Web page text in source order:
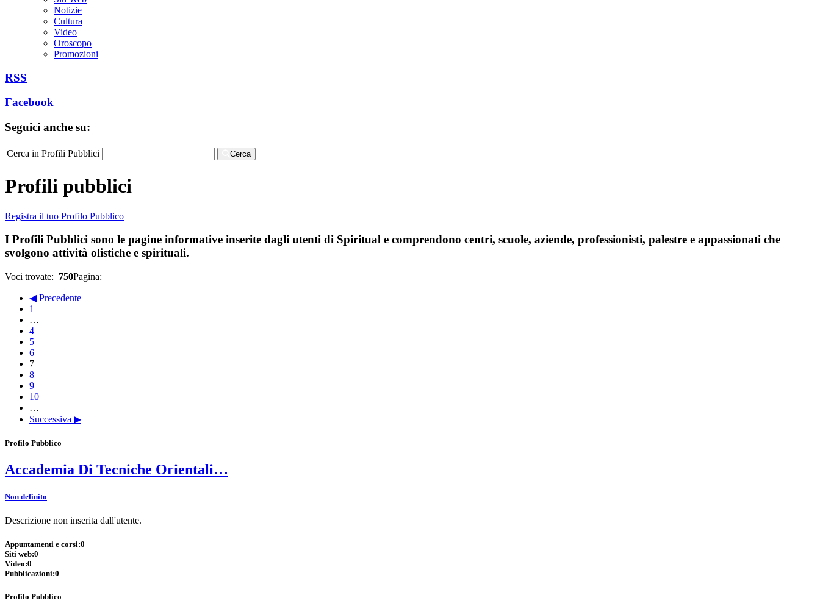
Notizie
Cultura
Video
Oroscopo
Promozioni
RSS
Facebook
Seguici anche su:
Cerca in Profili Pubblici Cerca
Profili pubblici
Registra il tuo Profilo Pubblico
I Profili Pubblici sono le pagine informative inserite dagli utenti di Spiritual e comprendono centri, scuole, aziende, professionisti, palestre e appassionati che
svolgono attività olistiche e spirituali.
Voci trovate: 750Pagina:
◀ Precedente
1
…
4
5
6
7
8
9
10
…
Successiva ▶
Profilo Pubblico
Accademia Di Tecniche Orientali…
Non definito
Descrizione non inserita dall'utente.
Appuntamenti e corsi:0
Siti web:0
Video:0
Pubblicazioni:0
Profilo Pubblico